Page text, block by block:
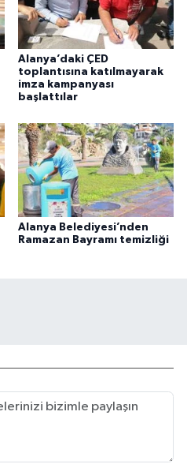
Alanya’daki ÇED
toplantısına katılmayarak
imza kampanyası
başlattılar
Alanya Belediyesi’nden
Ramazan Bayramı temizliği